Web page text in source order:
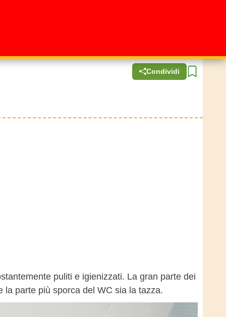
Condividi
puliti e igienizzati. La gran parte dei
parte più sporca del WC sia la tazza.